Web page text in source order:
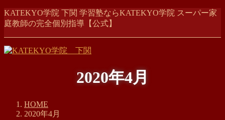
コ
ン
ン
ツ
ナ
ビ
ー
シ
KATEKYO学院 下関 学習塾ならKATEKYO学院 スーパー家
庭教師の完全個別指導【公式】
2020年4月
HOME
2020年4月